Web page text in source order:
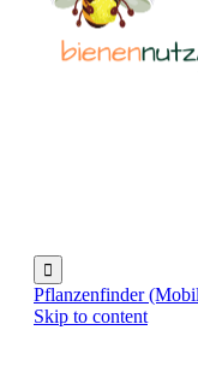

Pflanzenfinder
Skip to content